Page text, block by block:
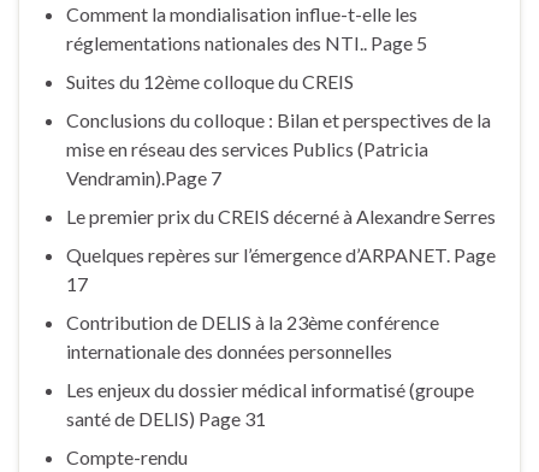
Comment la mondialisation influe-t-elle les
réglementations nationales des NTI.. Page 5
Suites du 12ème colloque du CREIS
Conclusions du colloque : Bilan et perspectives de la
mise en réseau des services Publics (Patricia
Vendramin).Page 7
Le premier prix du CREIS décerné à Alexandre Serres
Quelques repères sur l’émergence d’ARPANET. Page
17
Contribution de DELIS à la 23ème conférence
internationale des données personnelles
Les enjeux du dossier médical informatisé (groupe
santé de DELIS) Page 31
Compte-rendu